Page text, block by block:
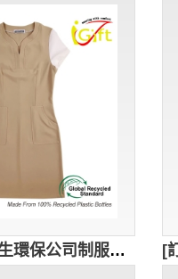
[訂製RPET再生環保公司制服V領連身裙]｜公司制服｜訂製公司制服logo｜GRS認證環保回收紗｜可持續發展｜卡其色+白色拼接｜UN189